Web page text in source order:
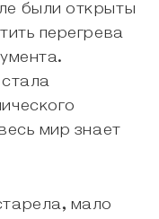
были открыты
перегрева
мир знает
мало